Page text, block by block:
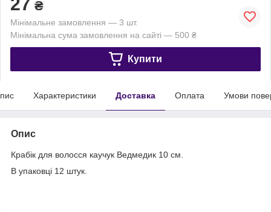
₴
Мінімальне замовлення — 3 шт.
Мінімальна сума замовлення на сайті — 500 ₴
Купити
Характеристики Доставка Оплата Умови
Опис
Крабік для волосся каучук Ведмедик 10 см.
В упаковці 12 штук.